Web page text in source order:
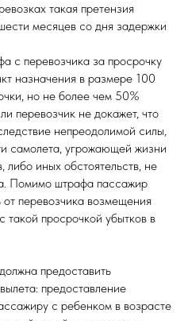
такая претензия
месяцев со дня задержки
с перевозчика за просрочку
назначения в размере 100
но не более чем 50%
перевозчик не докажет, что
непреодолимой силы,
самолета, угрожающей жизни
иных обстоятельств, не
Помимо штрафа пассажир
от перевозчика возмещения
такой просрочкой убытков в
предоставить
предоставление
с ребенком в возрасте